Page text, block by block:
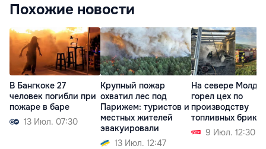
Похожие новости
В Бангкоке 27
человек погибли при
пожаре в баре
13 Июл. 07:30
Крупный пожар
охватил лес под
Парижем: туристов и
местных жителей
эвакуировали
13 Июл. 12:47
На севере
горел цех по
производству
топливных
9 Июл. 12:30